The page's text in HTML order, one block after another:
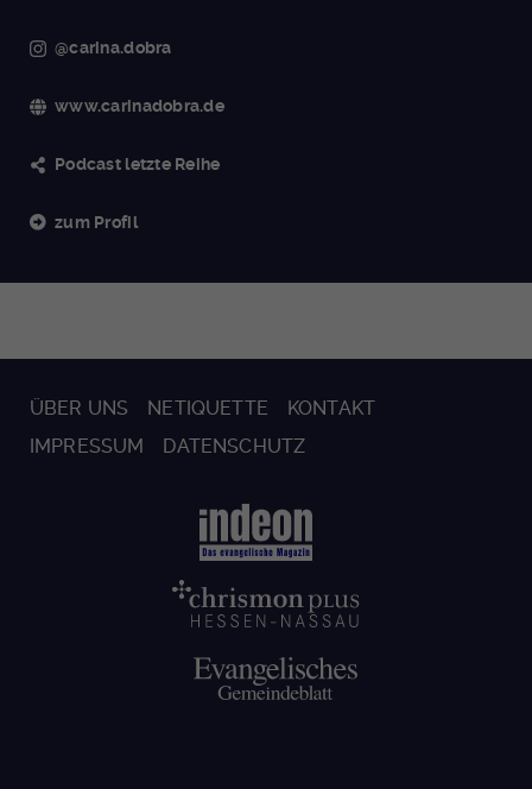
@carina.dobra
www.carinadobra.de
Podcast letzte Reihe
zum Profil
ÜBER UNS NETIQUETTE
KONTAKT
IMPRESSUM
DATENSCHUTZ